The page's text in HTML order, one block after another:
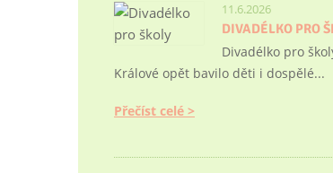
11.6.2026
DIVADÉLKO PRO
Divadélko pro
Králové opět bavilo děti i dospělé...
Přečíst celé